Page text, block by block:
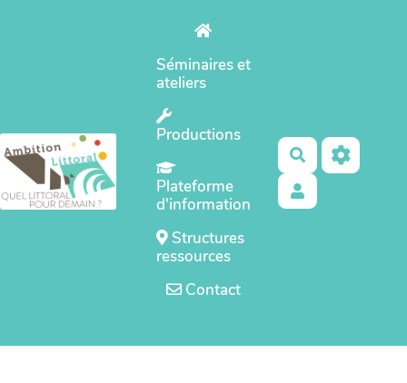
Séminaires et
ateliers
Productions
Plateforme
d'information
Structures
ressources
Contact
Rechercher